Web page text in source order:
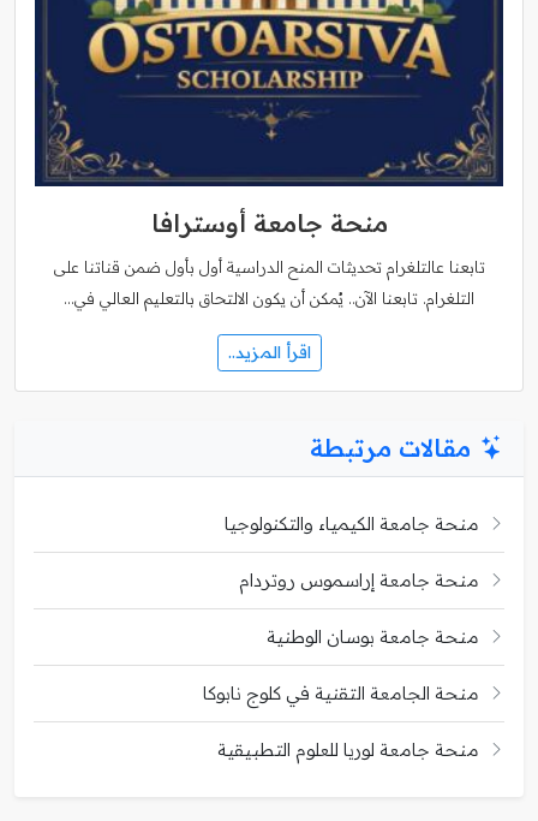
منحة جامعة أوسترافا
تابعنا عالتلغرام تحديثات المنح الدراسية أول بأول ضمن قناتنا على
التلغرام. تابعنا الآن.. يُمكن أن يكون الالتحاق بالتعليم العالي في…
اقرأ المزيد..
مقالات مرتبطة
منحة جامعة الكيمياء والتكنولوجيا
منحة جامعة إراسموس روتردام
منحة جامعة بوسان الوطنية
منحة الجامعة التقنية في كلوج نابوكا
منحة جامعة لوريا للعلوم التطبيقية